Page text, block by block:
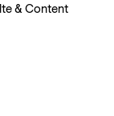
& Content